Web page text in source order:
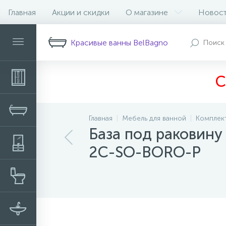
Главная Акции и скидки О магазине
Красивые ванны BelBagno
Главная Мебель для ванной
База под
2C-SO-BORO-P
Описание Характеристики